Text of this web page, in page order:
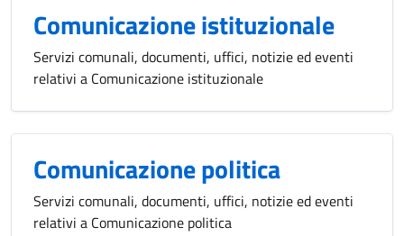
Comunicazione istituzionale
Servizi comunali, documenti, uffici, notizie ed eventi
relativi a Comunicazione istituzionale
Comunicazione politica
Servizi comunali, documenti, uffici, notizie ed eventi
relativi a Comunicazione politica